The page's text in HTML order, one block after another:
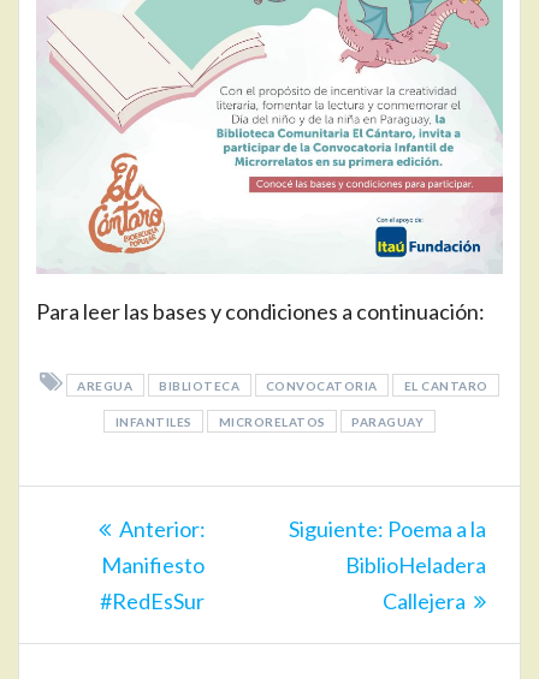
Para leer las bases y condiciones a continuación:
AREGUA BIBLIOTECA CONVOCATORIA EL CANTARO
INFANTILES MICRORELATOS PARAGUAY
Navegación
entradas
Anterior:
Manifiesto
#RedEsSur
Siguiente: Siguiente
entrada:
Poema a la
BiblioHeladera
Callejera